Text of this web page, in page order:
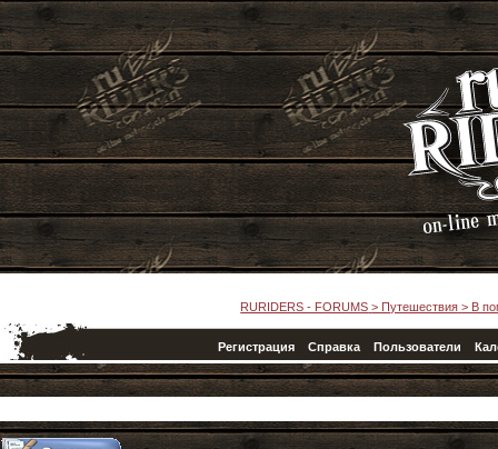
RURIDERS - FORUMS > Путешествия > В
Регистрация Справка Пользователи